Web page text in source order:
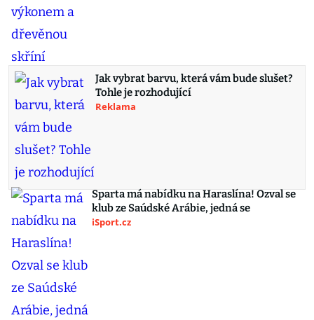
Jak vybrat barvu, která vám bude slušet?
Tohle je rozhodující
Reklama
Sparta má nabídku na Haraslína! Ozval se
klub ze Saúdské Arábie, jedná se
iSport.cz